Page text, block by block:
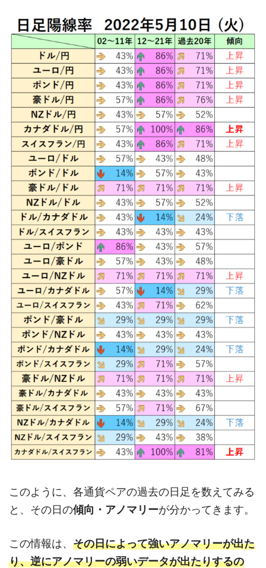
このように、各通貨ペアの過去の日足を数えてみる
と、その日の傾向・アノマリーが分かってきます。
この情報は、 その日によって強いアノマリーが出た
り、逆にアノマリーの弱いデータが出たりするの